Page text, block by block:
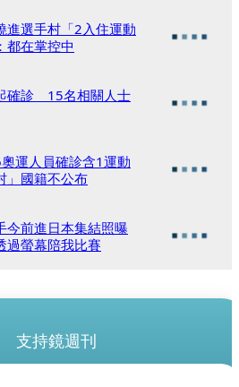
進選手村「2入住運動
在掌控中
確診 15名相關人士
奧運人員確診含1運動
國籍不公布
今前進日本集結照曝
螢幕陪我比賽
支持鏡週刊